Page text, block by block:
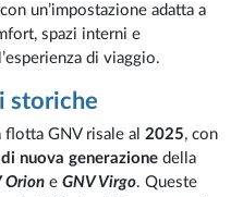
un’impostazione adatta a
spazi interni e
di viaggio.
storiche
flotta GNV risale al2025, con
nuova generazione della
Orion eGNV Virgo. Queste